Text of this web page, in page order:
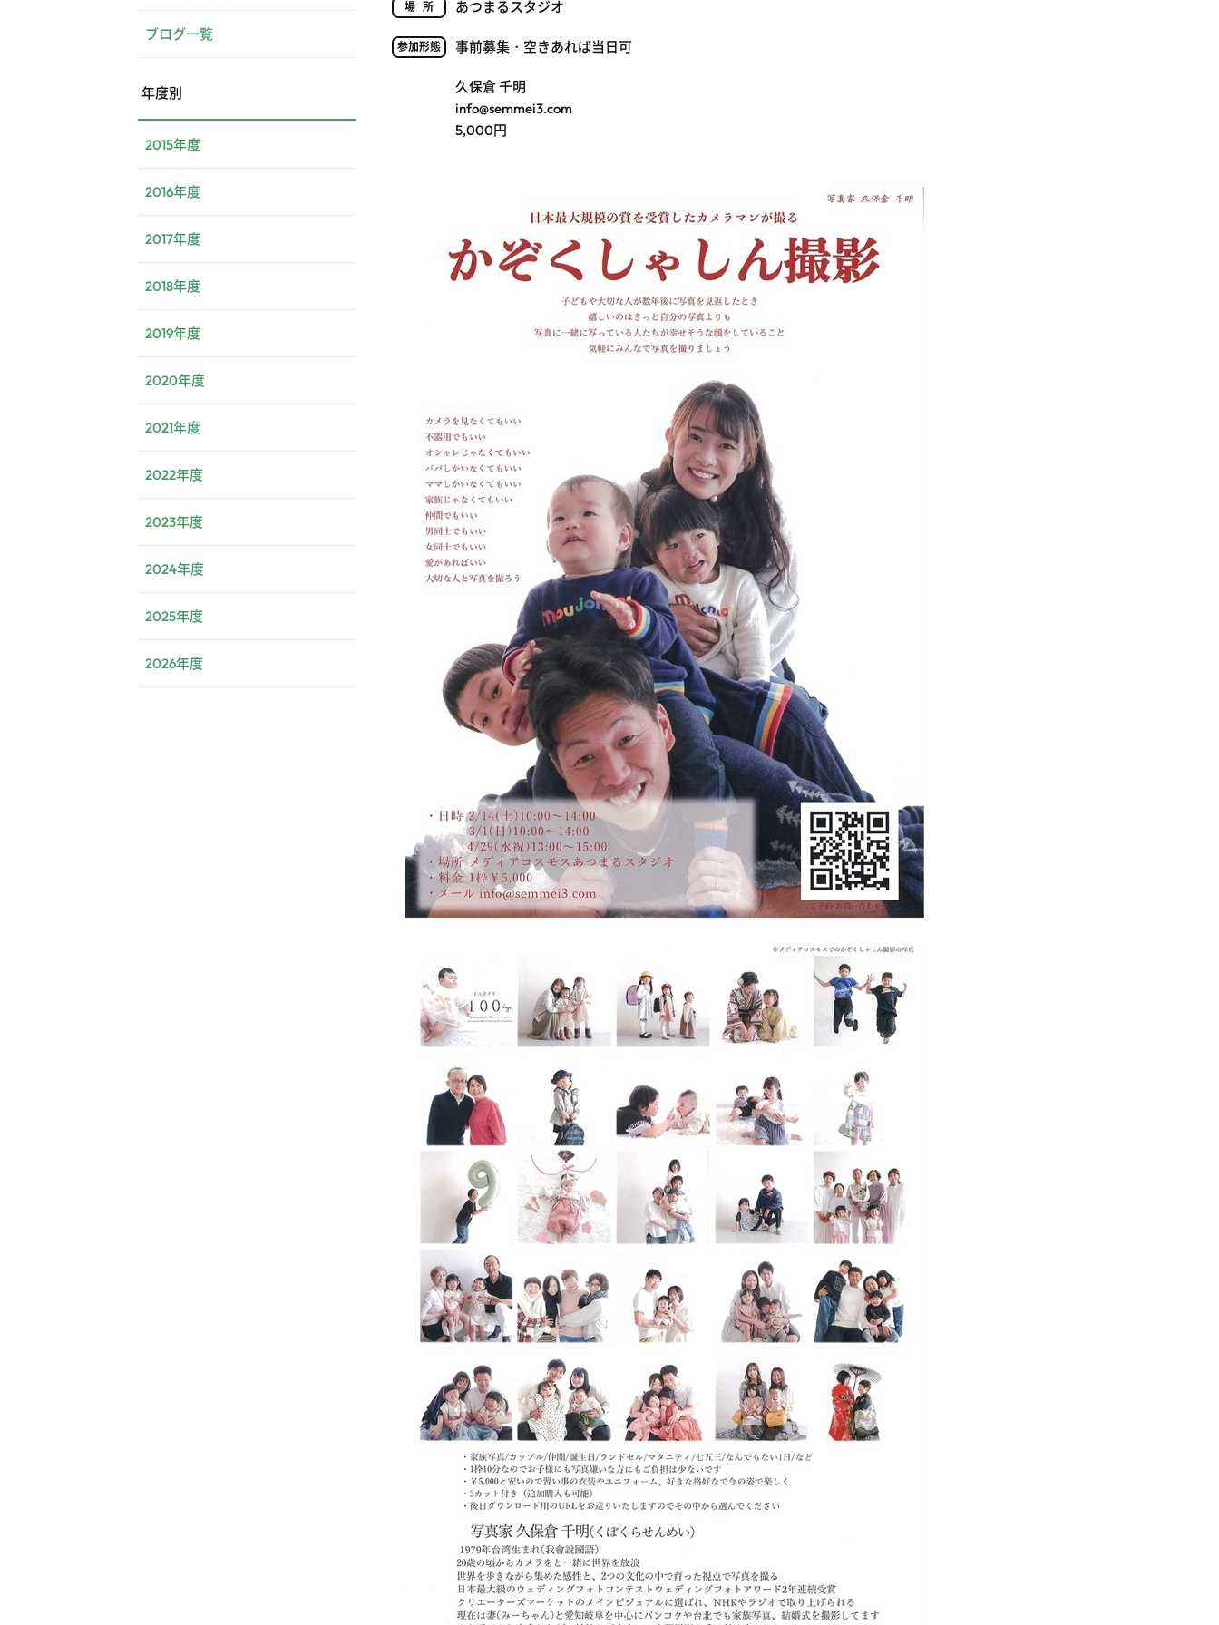
場所 あつまるスタジオ
参加形態 事前募集・空きあれば当日可
久保倉 千明
info@semmei3.com
5,000円
ブログ一覧
年度別
2015年度
2016年度
2017年度
2018年度
2019年度
2020年度
2021年度
2022年度
2023年度
2024年度
2025年度
2026年度